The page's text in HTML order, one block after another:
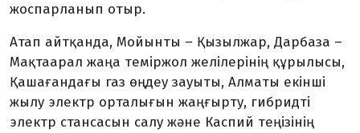
жоспарланып отыр.
Атап айтқанда, Мойынты – Қызылжар, Дарбаза –
Мақтаарал жаңа теміржол желілерінің құрылысы,
Қашағандағы газ өңдеу зауыты, Алматы екінші
жылу электр орталығын жаңғырту, гибридті
электр стансасын салу және Каспий теңізінің